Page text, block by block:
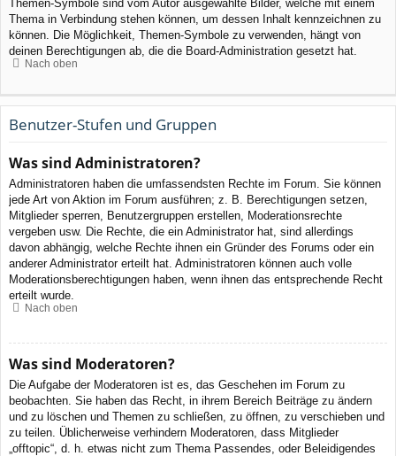
Themen-Symbole sind vom Autor ausgewählte Bilder, welche mit einem
Thema in Verbindung stehen können, um dessen Inhalt kennzeichnen zu
können. Die Möglichkeit, Themen-Symbole zu verwenden, hängt von
deinen Berechtigungen ab, die die Board-Administration gesetzt hat.
Nach oben
Benutzer-Stufen und Gruppen
Was sind Administratoren?
Administratoren haben die umfassendsten Rechte im Forum. Sie können
jede Art von Aktion im Forum ausführen; z. B. Berechtigungen setzen,
Mitglieder sperren, Benutzergruppen erstellen, Moderationsrechte
vergeben usw. Die Rechte, die ein Administrator hat, sind allerdings
davon abhängig, welche Rechte ihnen ein Gründer des Forums oder ein
anderer Administrator erteilt hat. Administratoren können auch volle
Moderationsberechtigungen haben, wenn ihnen das entsprechende Recht
erteilt wurde.
Nach oben
Was sind Moderatoren?
Die Aufgabe der Moderatoren ist es, das Geschehen im Forum zu
beobachten. Sie haben das Recht, in ihrem Bereich Beiträge zu ändern
und zu löschen und Themen zu schließen, zu öffnen, zu verschieben und
zu teilen. Üblicherweise verhindern Moderatoren, dass Mitglieder
„offtopic“, d. h. etwas nicht zum Thema Passendes, oder Beleidigendes